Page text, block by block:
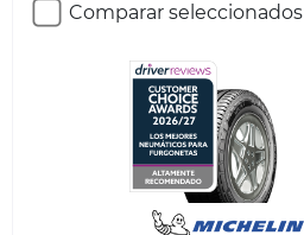
Comparar seleccionados